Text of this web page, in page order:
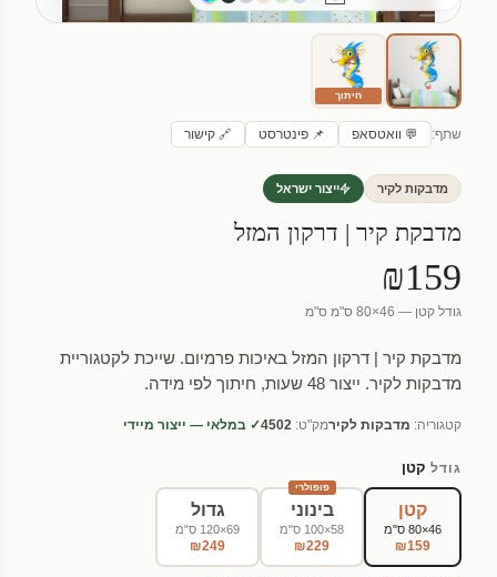
חיתוך
שתף: 💬 וואטסאפ 📌 פינטרסט 🔗 קישור
מדבקות לקיר ייצור ישראל
מדבקת קיר | דרקון המזל
₪159
גודל קטן — 46×80 ס"מ ס"מ
מדבקת קיר | דרקון המזל באיכות פרמיום. שייכת לקטגוריית
מדבקות לקיר. ייצור 48 שעות, חיתוך לפי מידה.
קטגוריה: מדבקות לקירמק"ט: 4502✓ במלאי — ייצור מיידי
גודל קטן
קטן
46×80 ס"מ
₪159
פופולרי
בינוני
58×100 ס"מ
₪229
גדול
69×120 ס"מ
₪249